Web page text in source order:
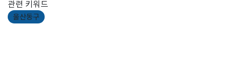
관련 키워드
울산동구